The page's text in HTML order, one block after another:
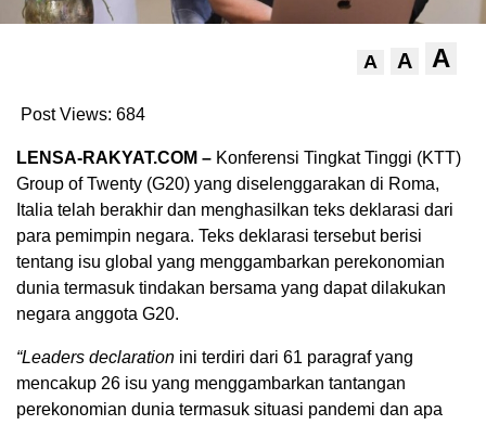
A A A
Post Views: 684
LENSA-RAKYAT.COM – Konferensi Tingkat Tinggi (KTT)
Group of Twenty (G20) yang diselenggarakan di Roma,
Italia telah berakhir dan menghasilkan teks deklarasi dari
para pemimpin negara. Teks deklarasi tersebut berisi
tentang isu global yang menggambarkan perekonomian
dunia termasuk tindakan bersama yang dapat dilakukan
negara anggota G20.
“Leaders declaration ini terdiri dari 61 paragraf yang
mencakup 26 isu yang menggambarkan tantangan
perekonomian dunia termasuk situasi pandemi dan apa